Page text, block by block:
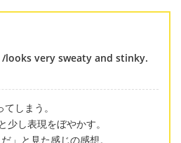
/looks very sweaty and stinky.
しまう。
し表現をぼやかす。
」と見た感じの感想。